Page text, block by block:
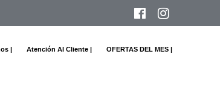
| Atención Al Cliente | OFERTAS DEL MES |